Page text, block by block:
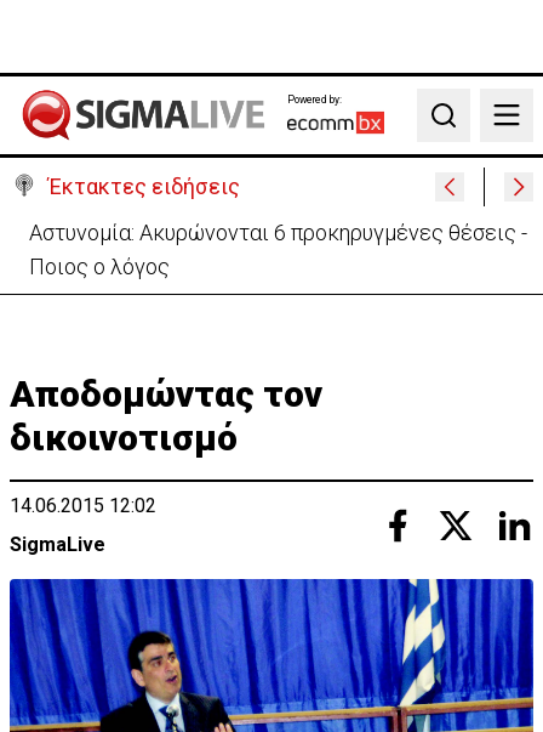
Powered by:
Search
Έκτακτες ειδήσεις
Πίσω στο ΗΒ για την κηδεία του γιου του ο
37χρονος:«Είναι σε άσχημη κατάσταση»
Αποδομώντας τον
δικοινοτισμό
14.06.2015 12:02
SigmaLive